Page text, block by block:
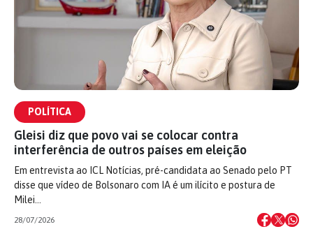
POLÍTICA
Gleisi diz que povo vai se colocar contra
interferência de outros países em eleição
Em entrevista ao ICL Notícias, pré-candidata ao Senado pelo PT
disse que vídeo de Bolsonaro com IA é um ilícito e postura de
Milei…
28/07/2026